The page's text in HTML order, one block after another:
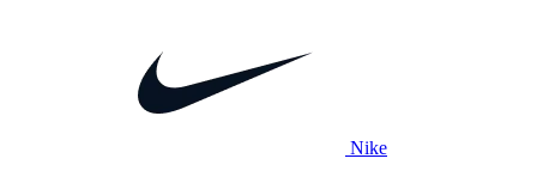
Nike